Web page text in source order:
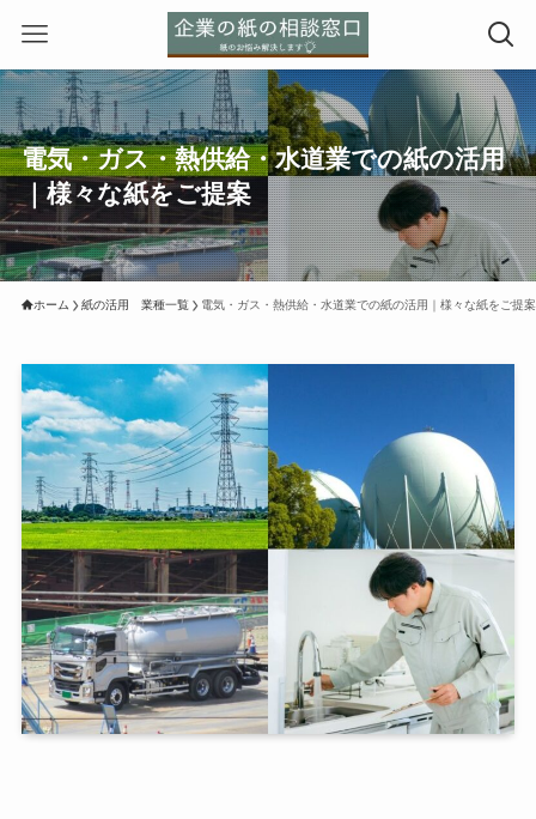
電気・ガス・熱供給・水道業での紙の活用
｜様々な紙をご提案
ホーム 紙の活用 業種一覧 電気・ガス・熱供給・水道業での紙の活用｜様々な紙をご提案